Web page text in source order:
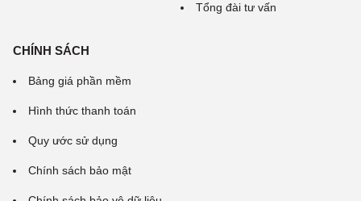
Tổng đài tư vấn
CHÍNH SÁCH
Bảng giá phần mềm
Hình thức thanh toán
Quy ước sử dụng
Chính sách bảo mật